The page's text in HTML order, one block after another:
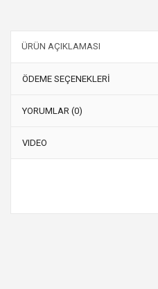
ÜRÜN AÇIKLAMASI
ÖDEME SEÇENEKLERİ
YORUMLAR (0)
VIDEO